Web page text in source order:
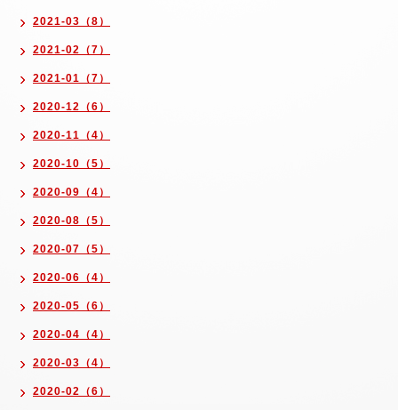
2021-03（8）
2021-02（7）
2021-01（7）
2020-12（6）
2020-11（4）
2020-10（5）
2020-09（4）
2020-08（5）
2020-07（5）
2020-06（4）
2020-05（6）
2020-04（4）
2020-03（4）
2020-02（6）